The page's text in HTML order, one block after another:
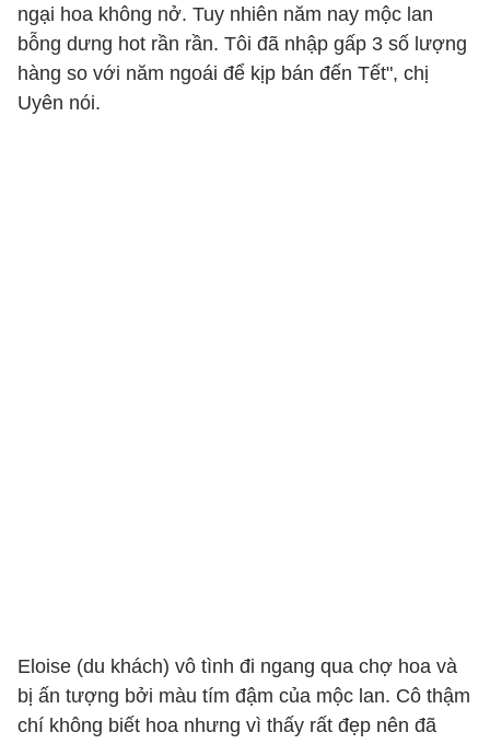
ngại hoa không nở. Tuy nhiên năm nay mộc lan
bỗng dưng hot rần rần. Tôi đã nhập gấp 3 số lượng
hàng so với năm ngoái để kịp bán đến Tết", chị
Uyên nói.
Eloise (du khách) vô tình đi ngang qua chợ hoa và
bị ấn tượng bởi màu tím đậm của mộc lan. Cô thậm
chí không biết hoa nhưng vì thấy rất đẹp nên đã